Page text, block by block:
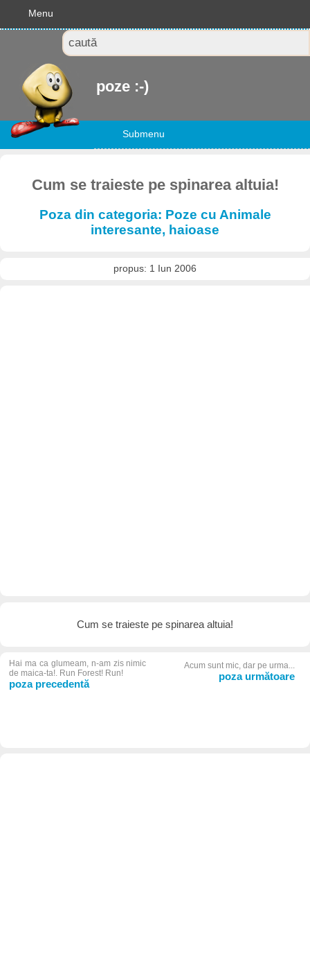
Menu
poze :-)
Submenu
Cum se traieste pe spinarea altuia!
Poza din categoria: Poze cu Animale
interesante, haioase
propus: 1 Iun 2006
Cum se traieste pe spinarea altuia!
Hai ma ca glumeam, n-am zis nimic
de maica-ta!. Run Forest! Run!
poza precedentă
Acum sunt mic, dar pe urma...
poza următoare